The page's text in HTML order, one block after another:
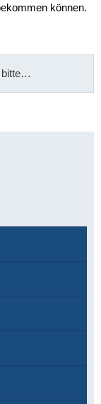
können.
bitte…